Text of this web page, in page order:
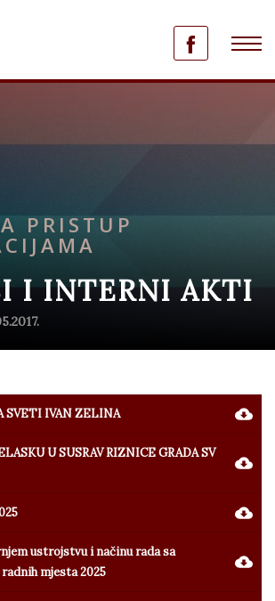
PRISTUP
I INTERNI AKTI
SVETI IVAN ZELINA
U SUSRAV RIZNICE GRADA SV
ustrojstvu i načinu rada sa
mjesta 2025